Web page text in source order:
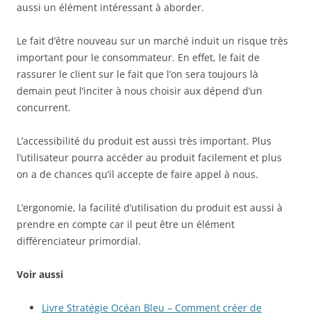
aussi un élément intéressant à aborder.
Le fait d’être nouveau sur un marché induit un risque très
important pour le consommateur. En effet, le fait de
rassurer le client sur le fait que l’on sera toujours là
demain peut l’inciter à nous choisir aux dépend d’un
concurrent.
L’accessibilité du produit est aussi très important. Plus
l’utilisateur pourra accéder au produit facilement et plus
on a de chances qu’il accepte de faire appel à nous.
L’ergonomie, la facilité d’utilisation du produit est aussi à
prendre en compte car il peut être un élément
différenciateur primordial.
Voir aussi
Livre Stratégie Océan Bleu – Comment créer de